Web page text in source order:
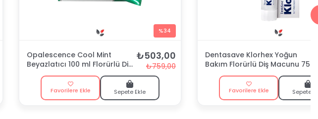
%34
Opalescence Cool Mint
Beyazlatıcı 100 ml Florürlü Diş
Macunu
₺503,00
₺759,00
Favorilere Ekle Sepete Ekle
Dentasave Klorhex Yoğun
Bakım Florürlü Diş Macunu 75
Favorilere Ekle Sepete